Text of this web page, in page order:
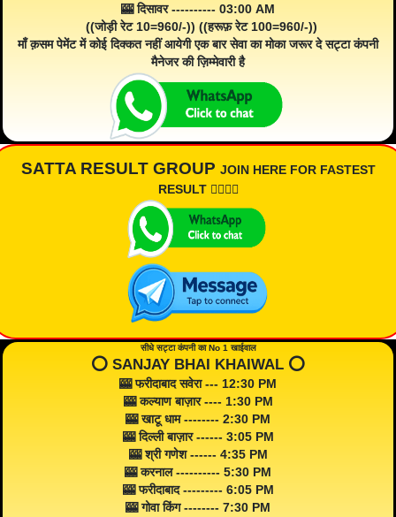
🎰 दिसावर ---------- 03:00 AM
((जोड़ी रेट 10=960/-)) ((हरूफ़ रेट 100=960/-))
माँ क़सम पेमेंट में कोई दिक्कत नहीं आयेगी एक बार सेवा का मोका जरूर दे सट्टा कंपनी
मैनेजर की ज़िम्मेवारी है
SATTA RESULT GROUP JOIN HERE FOR FASTEST
RESULT 👇🏾👇🏾
सीधे सट्टा कंपनी का No 1 खाईवाल
⭕️ SANJAY BHAI KHAIWAL ⭕️
🎰 फरीदाबाद सवेरा --- 12:30 PM
🎰 कल्याण बाज़ार ---- 1:30 PM
🎰 खाटू धाम -------- 2:30 PM
🎰 दिल्ली बाज़ार ------ 3:05 PM
🎰 श्री गणेश ------ 4:35 PM
🎰 करनाल ---------- 5:30 PM
🎰 फरीदाबाद --------- 6:05 PM
🎰 गोवा किंग -------- 7:30 PM